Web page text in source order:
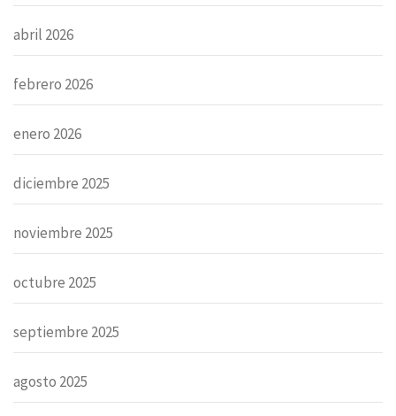
abril 2026
febrero 2026
enero 2026
diciembre 2025
noviembre 2025
octubre 2025
septiembre 2025
agosto 2025